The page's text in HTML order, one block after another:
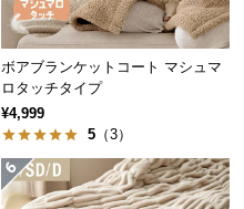
ボアブランケットコート マシュマ
ロタッチタイプ
¥4,999
5 （3）